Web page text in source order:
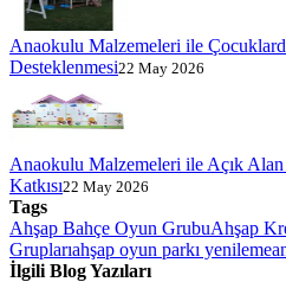
Anaokulu Malzemeleri ile
Desteklenmesi22 May 2026
Anaokulu Malzemeleri ile Açık
Katkısı22 May 2026
Tags
Ahşap Bahçe Oyun GrubuAhşap
Gruplarıahşap oyun parkı yenileme
İlgili Blog Yazıları